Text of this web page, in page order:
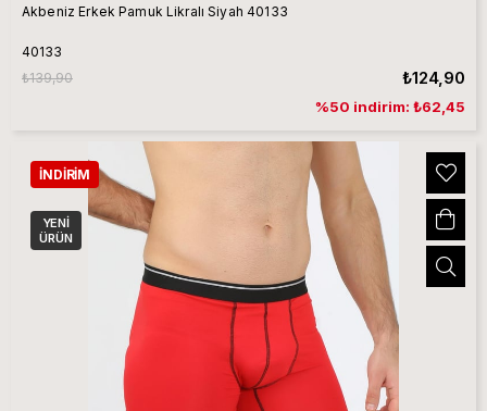
Akbeniz Erkek Pamuk Likralı Siyah 40133
40133
₺124,90
₺139,90
%50 indirim: ₺62,45
İNDIRIM
YENI
ÜRÜN